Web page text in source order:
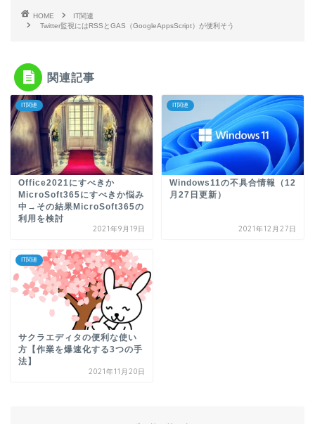
HOME
IT関連
Twitter監視にはRSSとGAS（GoogleAppsScript）が便利そう
関連記事
IT関連
Office2021にすべきか
MicroSoft365にすべきか悩み
中→その結果MicroSoft365の
利用を検討
2021年9月19日
IT関連
Windows11の不具合情報（12
月27日更新）
2021年12月27日
IT関連
サクラエディタの便利な使い
方【作業を爆速化する3つの手
法】
2021年11月20日